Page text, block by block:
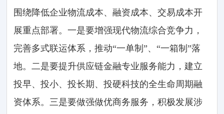
围绕降低企业物流成本、融资成本、交易成本开
展重点部署。一是要增强现代物流综合竞争力，
完善多式联运体系，推动“一单制”、“一箱制”落
地。二是要提升供应链金融专业服务能力，建立
投早、投小、投长期、投硬科技的全生命周期融
资体系。三是要做强做优商务服务，积极发展涉